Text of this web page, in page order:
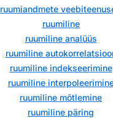
ruumiandmete
ruumiline
ruumiline analüüs
ruumiline
ruumiline indekseerimine
ruumiline
ruumiline mõtlemine
ruumiline päring